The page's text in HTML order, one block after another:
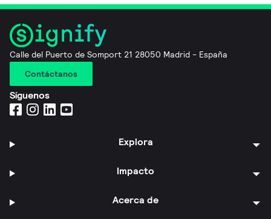
Calle del Puerto de Somport 21 28050 Madrid - España
Contáctanos
Síguenos
Explora
Impacto
Acerca de